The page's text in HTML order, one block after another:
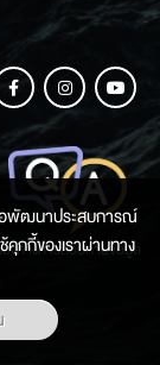
งทางการสอบถามข้อมูล
พื่อพัฒนาประสบการณ์
กกี้ของเราผ่านทาง